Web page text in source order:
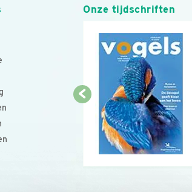
Onze tijdschriften